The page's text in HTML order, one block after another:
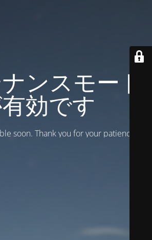
ンスモード
効です
soon. Thank you for your patience!